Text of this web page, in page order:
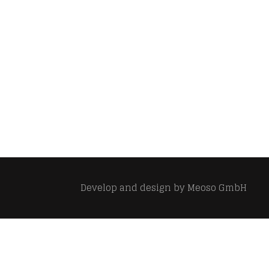
Develop and design byMeoso GmbH